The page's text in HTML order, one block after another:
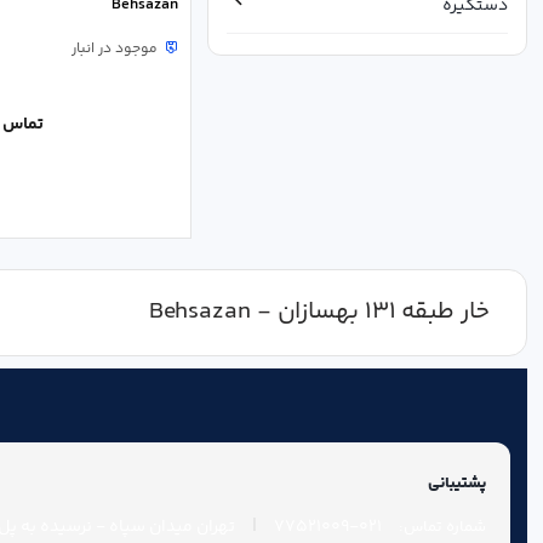
دستگیره
دسته بندی نشده
قفل
یراق در
یراق شیشه
موجود در انبار
تماس
خار طبقه 131 بهسازان - Behsazan
پشتیبانی